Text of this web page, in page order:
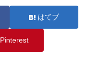
はてブ
Pinterest